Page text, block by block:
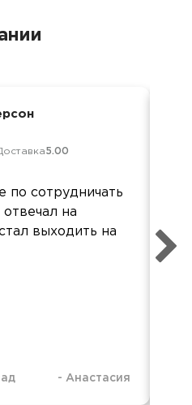
5.00
по сотрудничать
на
выходить на
- Анастасия